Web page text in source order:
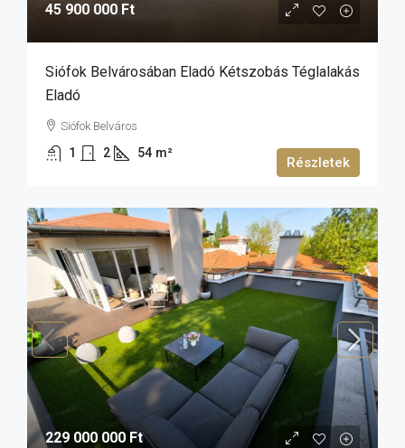
45 900 000 Ft
Siófok Belvárosában Eladó Kétszobás Téglalakás
Eladó
Siófok Belváros
1 2 54 m²
Részletek
229 000 000 Ft